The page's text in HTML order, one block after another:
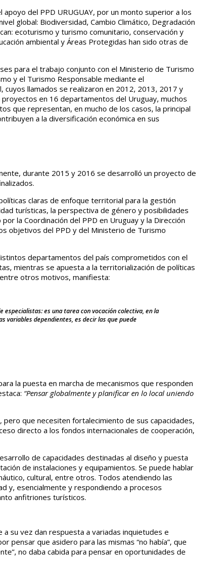
del PPD URUGUAY, por un monto superior a los
global: Biodiversidad, Cambio Climático, Degradación
ecoturismo y turismo comunitario, conservación y
ambiental y Áreas Protegidas han sido otras de
para el trabajo conjunto con el Ministerio de Turismo
y el Turismo Responsable mediante el
cuyos llamados se realizaron en 2012, 2013, 2017 y
en 16 departamentos del Uruguay, muchos
que representan, en mucho de los casos, la principal
a la diversificación económica en sus
durante 2015 y 2016 se desarrolló un proyecto de
claras de enfoque territorial para la gestión
turísticas, la perspectiva de género y posibilidades
la Coordinación del PPD en Uruguay y la Dirección
objetivos del PPD y del Ministerio de Turismo
departamentos del país comprometidos con el
mientras se apuesta a la territorialización de políticas
otros motivos, manifiesta:
es una tarea con vocación colectiva, en la
variables dependientes, es decir las que puede
la puesta en marcha de mecanismos que responden
“Pensar globalmente y planificar en lo local uniendo
que necesiten fortalecimiento de sus capacidades,
directo a los fondos internacionales de cooperación,
de capacidades destinadas al diseño y puesta
de instalaciones y equipamientos. Se puede hablar
cultural, entre otros. Todos atendiendo las
y, esencialmente y respondiendo a procesos
anfitriones turísticos.
su vez dan respuesta a variadas inquietudes e
que asidero para las mismas “no había”, que
no daba cabida para pensar en oportunidades de